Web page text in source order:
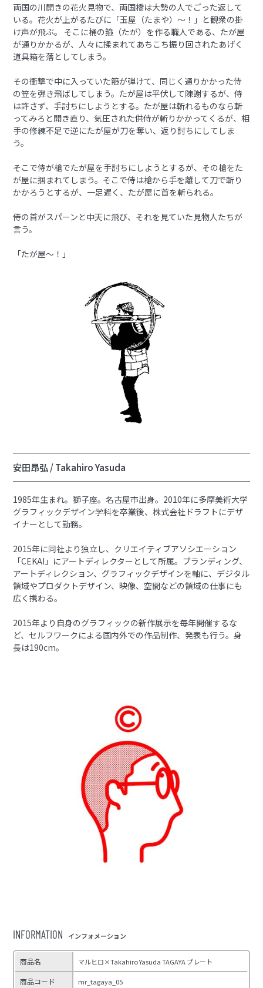
両国の川開きの花火見物で、両国橋は大勢の人でごった返して
いる。花火が上がるたびに「玉屋（たまや）～！」と観衆の掛
け声が飛ぶ。 そこに桶の箍（たが）を作る職人である、たが屋
が通りかかるが、人々に揉まれてあちこち振り回されたあげく
道具箱を落としてしまう。
その衝撃で中に入っていた箍が弾けて、同じく通りかかった侍
の笠を弾き飛ばしてしまう。たが屋は平伏して陳謝するが、侍
は許さず、手討ちにしようとする。たが屋は斬れるものなら斬
ってみろと開き直り、気圧された供侍が斬りかかってくるが、相
手の修練不足で逆にたが屋が刀を奪い、返り討ちにしてしま
う。
そこで侍が槍でたが屋を手討ちにしようとするが、その槍をた
が屋に掴まれてしまう。そこで侍は槍から手を離して刀で斬り
かかろうとするが、一足遅く、たが屋に首を斬られる。
侍の首がスパーンと中天に飛び、それを見ていた見物人たちが
言う。
「たが屋～！」
安田昂弘 / Takahiro Yasuda
1985年生まれ。獅子座。名古屋市出身。2010年に多摩美術大学
グラフィックデザイン学科を卒業後、株式会社ドラフトにデザ
イナーとして勤務。
2015年に同社より独立し、クリエイティブアソシエーション
「CEKAI」にアートディレクターとして所属。ブランディング、
アートディレクション、グラフィックデザインを軸に、デジタル
領域やプロダクトデザイン、映像、空間などの領域の仕事にも
広く携わる。
2015年より自身のグラフィックの新作展示を毎年開催するな
ど、セルフワークによる国内外での作品制作、発表も行う。身
長は190cm。
INFORMATION インフォメーション
商品名 マルヒロ×Takahiro Yasuda TAGAYA プレート
商品コード mr_tagaya_05